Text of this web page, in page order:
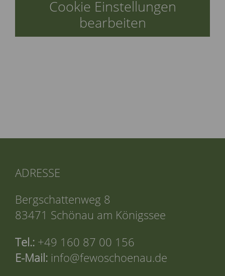
Cookie Einstellungen
bearbeiten
ADRESSE
Bergschattenweg 8
83471 Schönau am Königssee
Tel.: +49 160 87 00 156
E-Mail: